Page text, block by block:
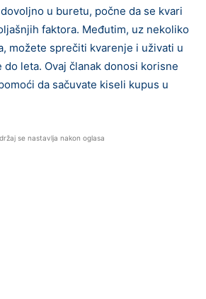
u buretu, počne da se kvari
faktora. Međutim, uz nekoliko
možete sprečiti kvarenje i uživati u
leta. Ovaj članak donosi korisne
da sačuvate kiseli kupus u
se nastavlja nakon oglasa